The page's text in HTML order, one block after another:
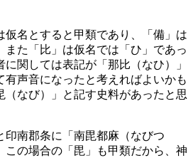
仮名とすると甲類であり、「備」は
また「比」は仮名では「ひ」であっ
関しては表記が「那比（なひ）」
有声音になったと考えればよいかも
（なび）」と記す史料があったと思
印南郡条に「南毘都麻（なびつ
この場合の「毘」も甲類だから、神